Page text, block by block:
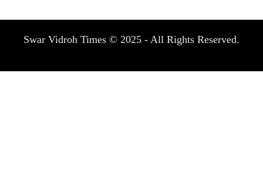
Swar Vidroh Times © 2025 - All Rights Reserved.